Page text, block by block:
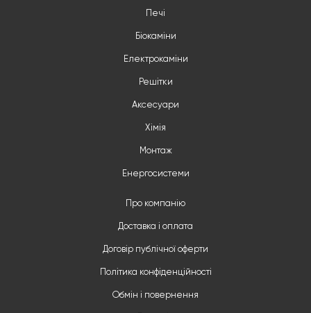
Печі
Біокаміни
Електрокаміни
Решітки
Аксесуари
Хімія
Монтаж
Енергосистеми
Про компанію
Доставка і оплата
Договір публічної оферти
Політика конфіденційності
Обмін і повернення